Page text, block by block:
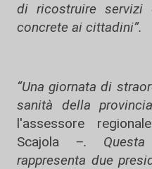
di ricostruire servizi
concrete ai cittadini”.
“Una giornata di
sanità della
l'assessore
Scajola –. Questa
rappresenta due